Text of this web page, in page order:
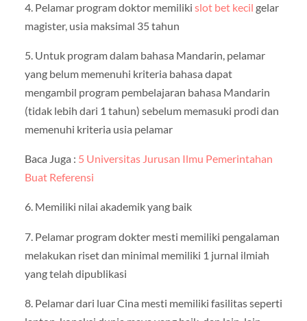
4. Pelamar program doktor memiliki slot bet kecil gelar
magister, usia maksimal 35 tahun
5. Untuk program dalam bahasa Mandarin, pelamar
yang belum memenuhi kriteria bahasa dapat
mengambil program pembelajaran bahasa Mandarin
(tidak lebih dari 1 tahun) sebelum memasuki prodi dan
memenuhi kriteria usia pelamar
Baca Juga : 5 Universitas Jurusan Ilmu Pemerintahan
Buat Referensi
6. Memiliki nilai akademik yang baik
7. Pelamar program dokter mesti memiliki pengalaman
melakukan riset dan minimal memiliki 1 jurnal ilmiah
yang telah dipublikasi
8. Pelamar dari luar Cina mesti memiliki fasilitas seperti